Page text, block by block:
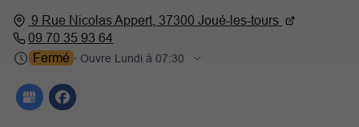
9 Rue Nicolas Appert, 37300 Joué-les-tours
09 70 35 93 64
Fermé ⋅ Ouvre Lundi à 07:30